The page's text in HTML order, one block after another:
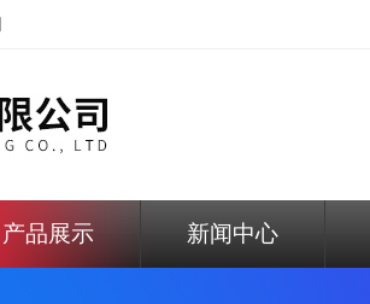
产品展示 新闻中心